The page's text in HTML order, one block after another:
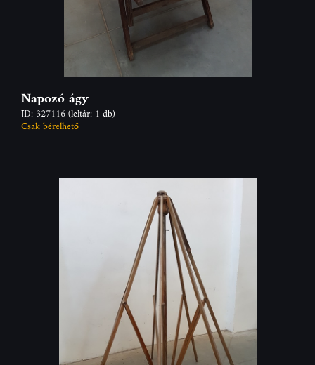
Napozó ágy
ID: 327116(leltár: 1 db)
Csak bérelhető